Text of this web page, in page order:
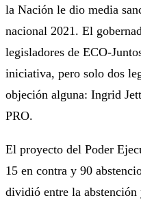
la Nación le dio media
nacional 2021. El
legisladores de ECO-
iniciativa, pero solo dos
objeción alguna: Ingrid
PRO.
El proyecto del Poder
15 en contra y 90
dividió entre la abstención